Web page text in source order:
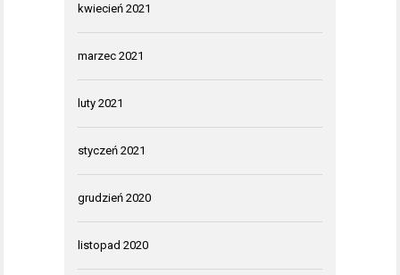
kwiecień 2021
marzec 2021
luty 2021
styczeń 2021
grudzień 2020
listopad 2020